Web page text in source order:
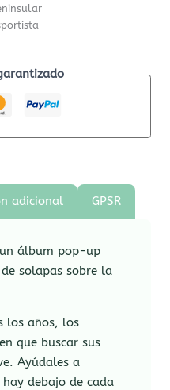
adicional GPSR
álbum pop-up
solapas sobre la
los años, los
que buscar sus
Ayúdales a
debajo de cada